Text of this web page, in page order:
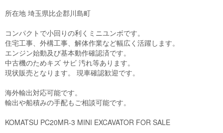
所在地 埼玉県比企郡川島町
コンパクトで小回りの利くミニユンボです。
住宅工事、外構工事、解体作業など幅広く活躍します。
エンジン始動及び基本動作確認済です。
中古機のためキズ サビ 汚れ等あります。
現状販売となります。 現車確認歓迎です。
海外輸出対応可能です。
輸出や船積みの手配もご相談可能です。
KOMATSU PC20MR-3 MINI EXCAVATOR FOR SALE